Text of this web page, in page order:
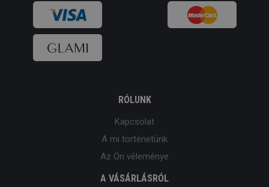
RÓLUNK
Kapcsolat
A mi történetünk
Az Ön véleménye
A VÁSÁRLÁSRÓL